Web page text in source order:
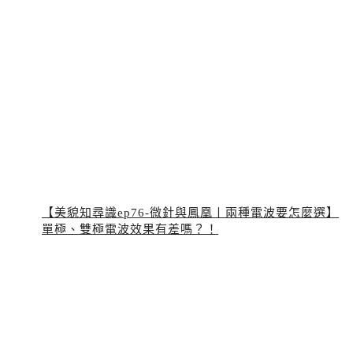
【美貌知尋識ep76-微針與鳳凰〡兩種電波要怎麼選】
單極、雙極電波效果有差嗎？！